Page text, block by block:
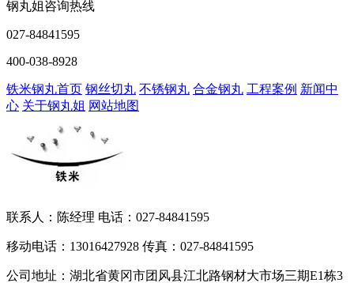
钢丸姐咨询热线
027-84841595
400-038-8928
铁米钢丸首页 钢丝切丸 不锈钢丸 合金钢丸 工程案例 新闻中
心 关于钢丸姐 网站地图
联系人：陈经理 电话：027-84841595
移动电话：13016427928 传真：027-84841595
公司地址：湖北省黄冈市团风县江北路钢材大市场三期E1栋3